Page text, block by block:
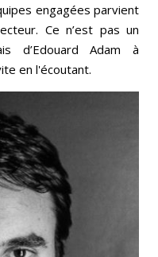
engagées parvient
Ce n’est pas un
d’Edouard Adam à
en l'écoutant.